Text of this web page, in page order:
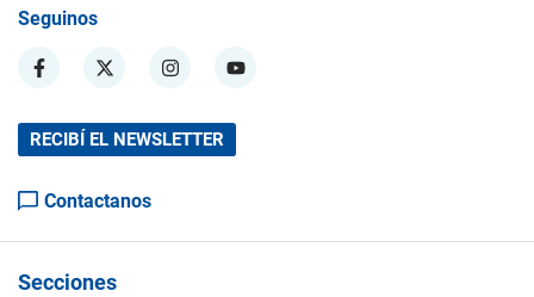
Seguinos
RECIBÍ EL NEWSLETTER
Contactanos
Secciones